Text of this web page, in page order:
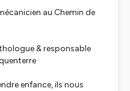
au Chemin de
& responsable
enfance, ils nous